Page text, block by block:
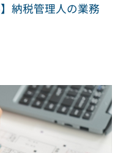
納税管理人の業務